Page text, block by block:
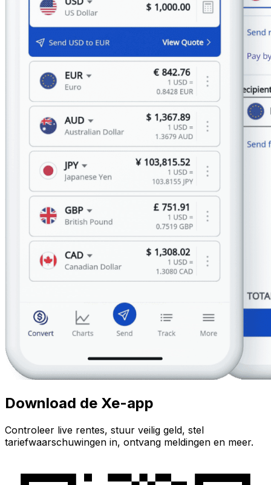
Download de Xe-app
Controleer live rentes, stuur veilig geld, stel
tariefwaarschuwingen in, ontvang meldingen en meer.